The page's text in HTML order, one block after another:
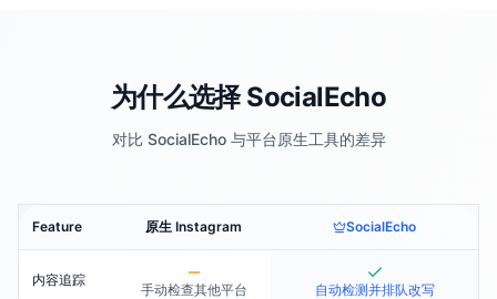
为什么选择 SocialEcho
对比 SocialEcho 与平台原生工具的差异
Feature 原生 Instagram SocialEcho
内容追踪
手动检查其他平台 自动检测并排队改写